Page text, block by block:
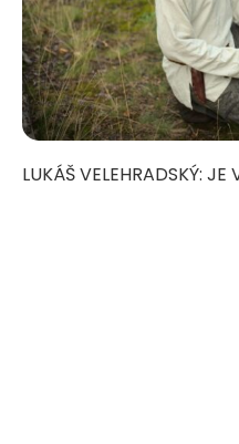
LUKÁŠ VELEHRADSKÝ: